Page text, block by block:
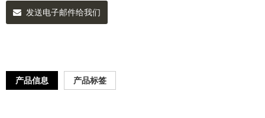
发送电子邮件给我们
产品信息 产品标签